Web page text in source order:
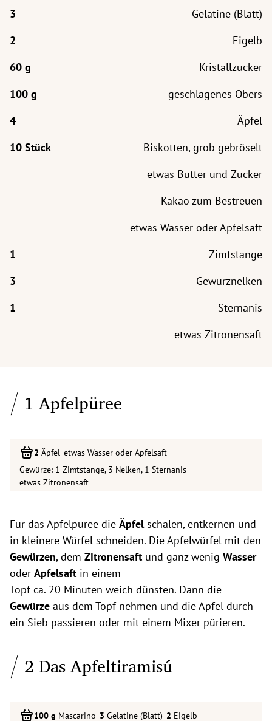
Gelatine (Blatt)
Eigelb
Kristallzucker
geschlagenes Obers
Äpfel
Biskotten, grob gebröselt
etwas Butter und Zucker
Kakao zum Bestreuen
etwas Wasser oder Apfelsaft
Zimtstange
Gewürznelken
Sternanis
etwas Zitronensaft
1 Apfelpüree
Äpfel-etwas Wasser oder Apfelsaft-
Gewürze: 1 Zimtstange, 3 Nelken, 1 Sternanis-
etwas Zitronensaft
Für das Apfelpüree die Äpfelschälen, entkernen und
in kleinere Würfel schneiden. Die Apfelwürfel mit den
Gewürzen, dem Zitronensaft und ganz wenig Wasser
oder Apfelsaft in einem
Topf ca. 20 Minuten weich dünsten. Dann die
Gewürze aus dem Topf nehmen und die Äpfel durch
ein Sieb passieren oder mit einem Mixer pürieren.
2 Das Apfeltiramisú
Mascarino- Gelatine (Blatt)- Eigelb-